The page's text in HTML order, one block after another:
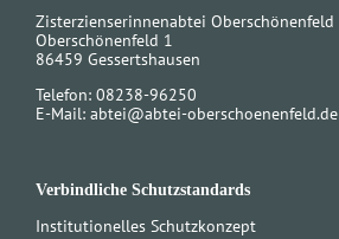
Zisterzienserinnenabtei Oberschönenfeld
Oberschönenfeld 1
86459 Gessertshausen
Telefon: 08238-96250
E-Mail: abtei@abtei-oberschoenenfeld.de
Verbindliche Schutzstandards
Institutionelles Schutzkonzept